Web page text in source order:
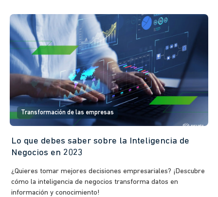
Transformación de las empresas
Lo que debes saber sobre la Inteligencia de
Negocios en 2023
¿Quieres tomar mejores decisiones empresariales? ¡Descubre
cómo la inteligencia de negocios transforma datos en
información y conocimiento!